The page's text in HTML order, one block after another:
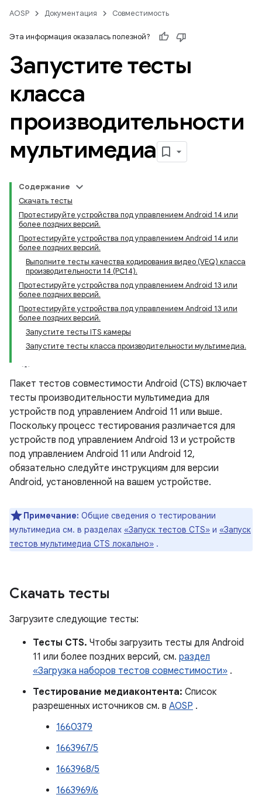
AOSP Документация Совместимость
Эта информация оказалась полезной?
Запустите тесты
класса
производительности
мультимедиа
Содержание
Скачать тесты
Протестируйте устройства под управлением Android 14 или
более поздних версий.
Протестируйте устройства под управлением Android 14 или
более поздних версий.
Выполните тесты качества кодирования видео (VEQ) класса
производительности 14 (PC14).
Протестируйте устройства под управлением Android 13 или
более поздних версий.
Протестируйте устройства под управлением Android 13 или
более поздних версий.
Запустите тесты ITS камеры
Запустите тесты класса производительности мультимедиа.
Пакет тестов совместимости Android (CTS) включает
тесты производительности мультимедиа для
устройств под управлением Android 11 или выше.
Поскольку процесс тестирования различается для
устройств под управлением Android 13 и устройств
под управлением Android 11 или Android 12,
обязательно следуйте инструкциям для версии
Android, установленной на вашем устройстве.
Примечание: Общие сведения о тестировании
мультимедиа см. в разделах «Запуск тестов CTS» и «Запуск
тестов мультимедиа CTS локально» .
Скачать тесты
Загрузите следующие тесты:
Тесты CTS. Чтобы загрузить тесты для Android
11 или более поздних версий, см. раздел
«Загрузка наборов тестов совместимости» .
Тестирование медиаконтента: Список
разрешенных источников см. в AOSP .
1660379
1663967/5
1663968/5
1663969/6